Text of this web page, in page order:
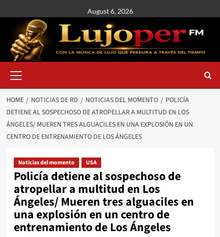
August 6, 2026
HOME NOTICIAS DE RD NOTICIAS DEL MOMENTO
POLICÍA
DETIENE AL SOSPECHOSO DE ATROPELLAR A MULTITUD EN LOS
ÁNGELES/ MUEREN TRES ALGUACILES EN UNA EXPLOSIÓN EN UN
CENTRO DE ENTRENAMIENTO DE LOS ÁNGELES
Noticias del momento USA
Policía detiene al sospechoso de
atropellar a multitud en Los
Ángeles/ Mueren tres alguaciles en
una explosión en un centro de
entrenamiento de Los Ángeles